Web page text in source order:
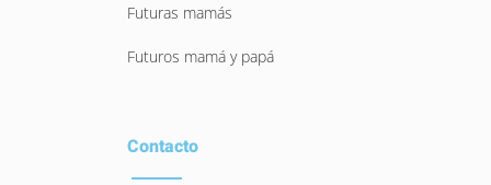
Futuras mamás
Futuros mamá y papá
Contacto